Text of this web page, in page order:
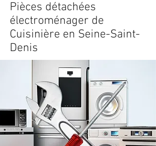
Pièces détachées
électroménager de
Cuisinière en Seine-Saint-
Denis